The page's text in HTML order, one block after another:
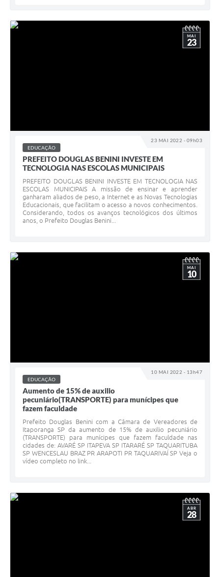
23 MAI 2022 - 09h03
MAI
23
EDUCAÇÃO
PREFEITO DOUGLAS BENINI INVESTE EM
TECNOLOGIA NAS ESCOLAS MUNICIPAIS
PREFEITO DOUGLAS BENINI INVESTE EM TECNOLOGIA NAS
ESCOLAS MUNICIPAIS A missão de ensinar e aprender
ganharam aliados de peso, a Internet e as Novas Tecnologias
Educacionais, que facilitam o acesso a novos conhecimentos.
Considerando, todos os avanços tecnológicos dos últimos
anos, o Prefeito Douglas Benini...
10 MAI 2022 - 13h47
MAI
10
EDUCAÇÃO
Aumento de 15% de auxilio
pecuniário(TRANSPORTE) para munícipes que
fazem faculdade
Prefeito Douglas Benini com a Câmara de Vereadores de
Itaporanga SP da aumento de 15% de auxilio pecuniário
(TRANSPORTE) para munícipes que fazem faculdade nas
cidades de: AVARÉ SP ITAPEVA SP ITARARÉ SP TAQUARITUBA
SP WENCESLAU BRAZ PR ARAPOTI PR TAQUARIVAÍ SP Veja o
vídeo completo no link...
ABR
28